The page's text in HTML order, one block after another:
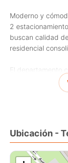
Moderno y
2
buscan calidad
residencial
El departamento
* Hall de acceso
* Living
*Ubicado en piso
disfrutar de
natural.
Ubicación -